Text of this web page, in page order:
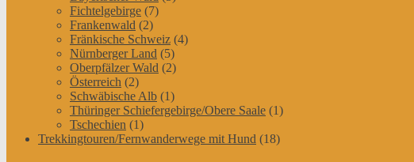
Fichtelgebirge (7)
Frankenwald (2)
Fränkische Schweiz (4)
Nürnberger Land (5)
Oberpfälzer Wald (2)
Österreich (2)
Schwäbische Alb (1)
Thüringer Schiefergebirge/Obere Saale (1)
Tschechien (1)
Trekkingtouren/Fernwanderwege mit Hund (18)